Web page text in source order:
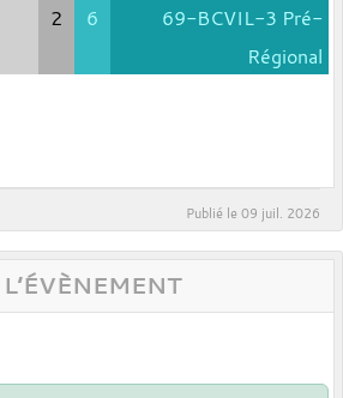
2 6
69-BCVIL-3 Pré-
Régional
Publié le 09 juil. 2026